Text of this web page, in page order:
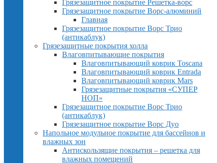
Грязезащитное покрытие Решетка-ворс
Грязезащитное покрытие Ворс-алюминий
Главная
Грязезащитное покрытие Ворс Трио
(антикаблук)
Грязезащитные покрытия холла
Влаговпитывающие покрытия
Влаговпитывающий коврик Toscana
Влаговпитывающий коврик Entrada
Влаговпитывающий коврик Mars
Грязезащитные покрытия «СУПЕР
НОП»
Грязезащитное покрытие Ворс Трио
(антикаблук)
Грязезащитное покрытие Ворс Дуо
Напольное модульное покрытие для бассейнов и
влажных зон
Антискользящие покрытия – решетка для
влажных помещений